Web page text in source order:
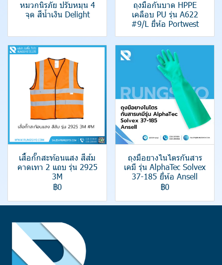
หมวกนิรภัย ปรับหมุน 4
จุด สีน้ำเงิน Delight
ถุงมือกันบาด HPPE
เคลือบ PU รุ่น A622
#9/L ยี่ห้อ Portwest
เสื้อกั๊กสะท้อนแสง สีส้ม
คาดเทา 2 แถบ รุ่น 2925
3M
฿0
ถุงมือยางไนไตรกันสาร
เคมี รุ่น AlphaTec Solvex
37-185 ยี่ห้อ Ansell
฿0